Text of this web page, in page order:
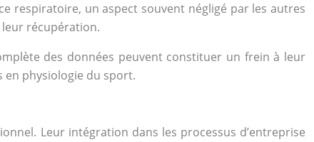
respiratoire, un aspect souvent négligé par les autres
récupération.
des données peuvent constituer un frein à leur
physiologie du sport.
Leur intégration dans les processus d’entreprise